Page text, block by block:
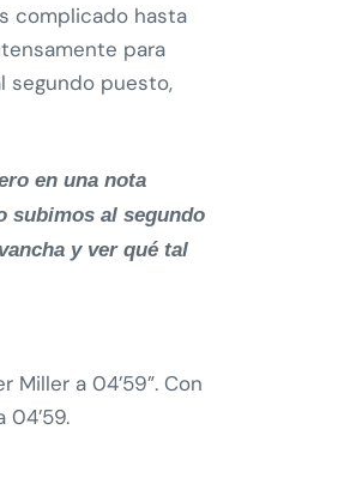
complicado hasta
para
segundo puesto,
en una nota
subimos al segundo
y ver qué tal
a 04’59”. Con
04’59.